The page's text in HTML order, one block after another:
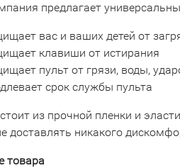
предлагает
вас и ваших детей от
клавиши от истирания
пульт от грязи, воды,
срок службы пульта
из прочной пленки и
доставлять никакого
товара